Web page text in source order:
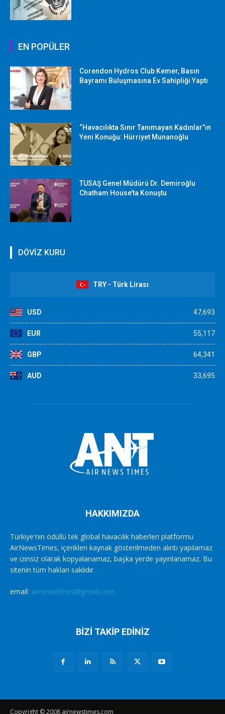
EN POPÜLER
Corendon Hydros Club Kemer, Basın
Bayramı Buluşmasına Ev Sahipliği Yaptı
“Havacılıkta Sınır Tanımayan Kadınlar”ın
Yeni Konuğu: Hürriyet Munanoğlu
TUSAŞ Genel Müdürü Dr. Demiroğlu
Chatham House’ta Konuştu
DÖVİZ KURU
TRY - Türk Lirası
USD 47,693
EUR 55,117
GBP 64,341
AUD 33,695
HAKKIMIZDA
Türkiye'nin ödüllü tek global havacılık haberleri platformu
AirNewsTimes, içerikleri kaynak gösterilmeden alıntı yapılamaz
ve izinsiz olarak kopyalanamaz, başka yerde yayınlanamaz. Bu
sitenin tüm hakları saklıdır.
email: airnewstimes@gmail.com
BİZİ TAKİP EDİNİZ
Copyright © 2008 airnewstimes.com